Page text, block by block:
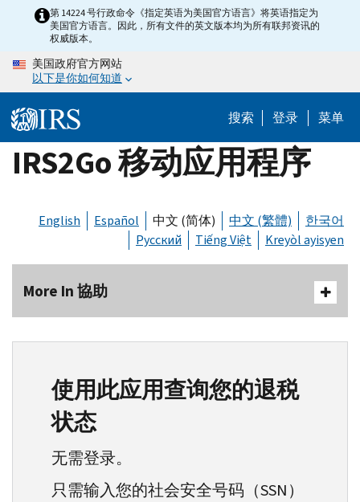
content
第 14224 号行政命令《指定英语为美国官方语言》将英语指定为
美国官方语言。因此，所有文件的英文版本均为所有联邦资讯的
权威版本。
美国政府官方网站
以下是你如何知道
搜索 登录 菜单
IRS2Go 移动应用程序
English Español 中文 (简体) 中文 (繁體)
한국어
Русский
Tiếng Việt Kreyòl ayisyen
More In 協助
使用此应用查询您的退税
状态
无需登录。
只需输入您的社会安全号码（SSN）